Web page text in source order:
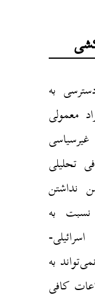
به
معمولی
تحلیلی
نداشتن
به
به
کافی